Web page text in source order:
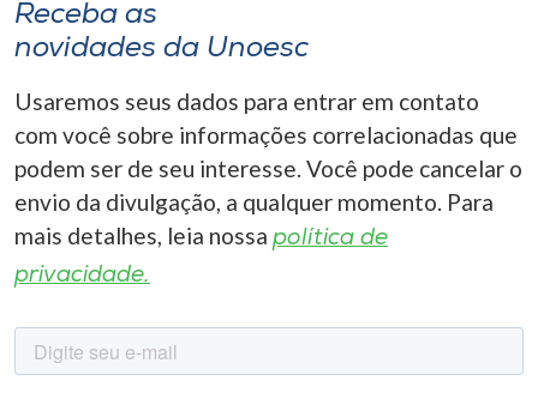
Receba as
novidades da Unoesc
Usaremos seus dados para entrar em contato
com você sobre informações correlacionadas que
podem ser de seu interesse. Você pode cancelar o
envio da divulgação, a qualquer momento. Para
mais detalhes, leia nossa política de
privacidade.